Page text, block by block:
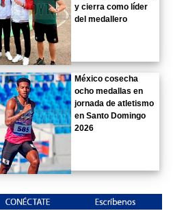
y cierra como líder
del medallero
México cosecha
ocho medallas en
jornada de atletismo
en Santo Domingo
2026